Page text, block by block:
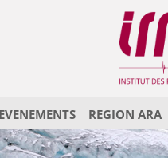
EVENEMENTS REGION ARA